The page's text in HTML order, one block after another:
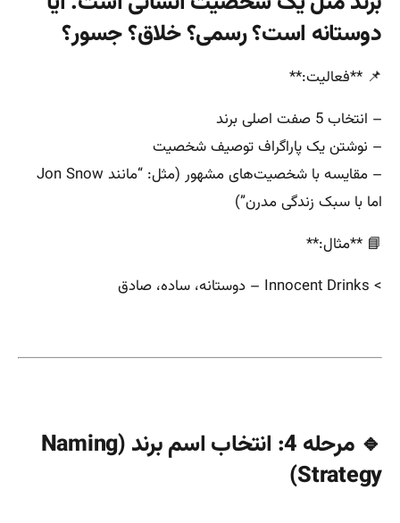
دوستانه است؟ رسمی؟ خلاق؟ جسور؟
📌 **فعالیت:**
– انتخاب 5 صفت اصلی برند
– نوشتن یک پاراگراف توصیف شخصیت
– مقایسه با شخصیت‌های مشهور (مثل: “مانند Jon Snow
اما با سبک زندگی مدرن”)
📘 **مثال:**
> Innocent Drinks – دوستانه، ساده، صادق
🔹 مرحله 4: انتخاب اسم برند (Naming
Strategy)